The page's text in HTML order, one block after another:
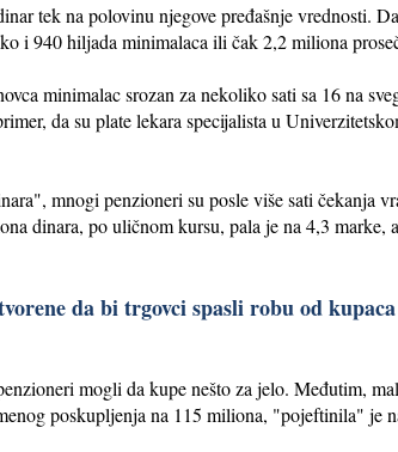
tek na polovinu njegove pređašnje vrednosti.
i 940 hiljada minimalaca ili čak 2,2 miliona
minimalac srozan za nekoliko sati sa 16 na
da su plate lekara specijalista u
mnogi penzioneri su posle više sati čekanja
dinara, po uličnom kursu, pala je na 4,3 marke,
da bi trgovci spasli robu od kupaca
mogli da kupe nešto za jelo. Međutim,
poskupljenja na 115 miliona, "pojeftinila" je